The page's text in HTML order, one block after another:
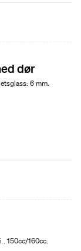
dør
6 mm.
150cc/160cc.